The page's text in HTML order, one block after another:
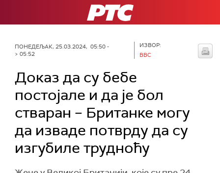
РТС
ПОНЕДЕЉАК, 25.03.2024, 05:50 -
> 05:52
ИЗВОР:
BBC
Доказ да су бебе
постојале и да је бол
стваран – Британке могу
да изваде потврду да су
изгубиле трудноћу